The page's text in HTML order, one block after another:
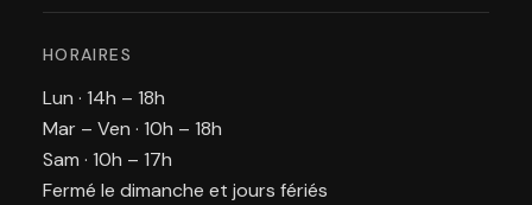
HORAIRES
Lun · 14h – 18h
Mar – Ven · 10h – 18h
Sam · 10h – 17h
Fermé le dimanche et jours fériés